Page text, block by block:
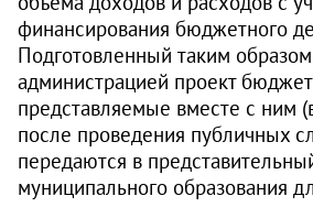
финансирования бюджетного
Подготовленный таким
администрацией проект
представляемые вместе с ним
после проведения публичных
передаются в
муниципального образования